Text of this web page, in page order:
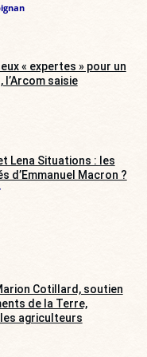
« expertes » pour un
l’Arcom saisie
Lena Situations : les
d’Emmanuel Macron ?
Cotillard, soutien
de la Terre,
agriculteurs